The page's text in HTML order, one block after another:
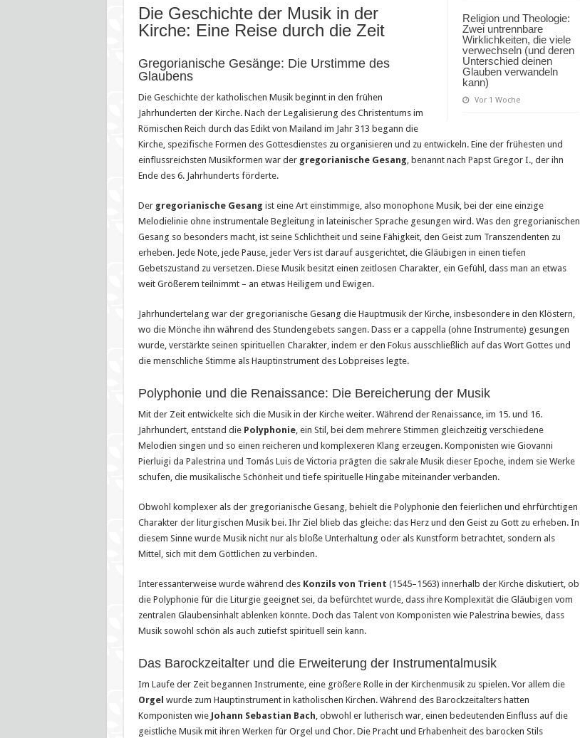
Religion und Theologie:
Zwei untrennbare
Wirklichkeiten, die viele
verwechseln (und deren
Unterschied deinen
Glauben verwandeln
kann)
Vor 1 Woche
Die Geschichte der Musik in der
Kirche: Eine Reise durch die Zeit
Gregorianische Gesänge: Die Urstimme des
Glaubens
Die Geschichte der katholischen Musik beginnt in den frühen
Jahrhunderten der Kirche. Nach der Legalisierung des Christentums im
Römischen Reich durch das Edikt von Mailand im Jahr 313 begann die
Kirche, spezifische Formen des Gottesdienstes zu organisieren und zu entwickeln. Eine der frühesten und
einflussreichsten Musikformen war der gregorianische Gesang, benannt nach Papst Gregor I., der ihn
Ende des 6. Jahrhunderts förderte.
Der gregorianische Gesang ist eine Art einstimmige, also monophone Musik, bei der eine einzige
Melodielinie ohne instrumentale Begleitung in lateinischer Sprache gesungen wird. Was den gregorianischen
Gesang so besonders macht, ist seine Schlichtheit und seine Fähigkeit, den Geist zum Transzendenten zu
erheben. Jede Note, jede Pause, jeder Vers ist darauf ausgerichtet, die Gläubigen in einen tiefen
Gebetszustand zu versetzen. Diese Musik besitzt einen zeitlosen Charakter, ein Gefühl, dass man an etwas
weit Größerem teilnimmt – an etwas Heiligem und Ewigen.
Jahrhundertelang war der gregorianische Gesang die Hauptmusik der Kirche, insbesondere in den Klöstern,
wo die Mönche ihn während des Stundengebets sangen. Dass er a cappella (ohne Instrumente) gesungen
wurde, verstärkte seinen spirituellen Charakter, indem er den Fokus ausschließlich auf das Wort Gottes und
die menschliche Stimme als Hauptinstrument des Lobpreises legte.
Polyphonie und die Renaissance: Die Bereicherung der Musik
Mit der Zeit entwickelte sich die Musik in der Kirche weiter. Während der Renaissance, im 15. und 16.
Jahrhundert, entstand die Polyphonie, ein Stil, bei dem mehrere Stimmen gleichzeitig verschiedene
Melodien singen und so einen reicheren und komplexeren Klang erzeugen. Komponisten wie Giovanni
Pierluigi da Palestrina und Tomás Luis de Victoria prägten die sakrale Musik dieser Epoche, indem sie Werke
schufen, die musikalische Schönheit und tiefe spirituelle Hingabe miteinander verbanden.
Obwohl komplexer als der gregorianische Gesang, behielt die Polyphonie den feierlichen und ehrfürchtigen
Charakter der liturgischen Musik bei. Ihr Ziel blieb das gleiche: das Herz und den Geist zu Gott zu erheben. In
diesem Sinne wurde Musik nicht nur als bloße Unterhaltung oder als Kunstform betrachtet, sondern als
Mittel, sich mit dem Göttlichen zu verbinden.
Interessanterweise wurde während des Konzils von Trient (1545–1563) innerhalb der Kirche diskutiert, ob
die Polyphonie für die Liturgie geeignet sei, da befürchtet wurde, dass ihre Komplexität die Gläubigen vom
zentralen Glaubensinhalt ablenken könnte. Doch das Talent von Komponisten wie Palestrina bewies, dass
Musik sowohl schön als auch zutiefst spirituell sein kann.
Das Barockzeitalter und die Erweiterung der Instrumentalmusik
Im Laufe der Zeit begannen Instrumente, eine größere Rolle in der Kirchenmusik zu spielen. Vor allem die
Orgel wurde zum Hauptinstrument in katholischen Kirchen. Während des Barockzeitalters hatten
Komponisten wie Johann Sebastian Bach, obwohl er lutherisch war, einen bedeutenden Einfluss auf die
geistliche Musik mit ihren Werken für Orgel und Chor. Die Pracht und Erhabenheit des barocken Stils